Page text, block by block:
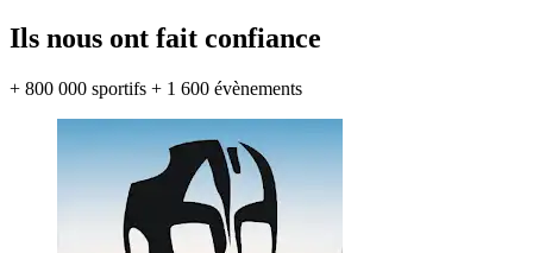
Ils nous ont fait confiance
+ 800 000 sportifs + 1 600 évènements